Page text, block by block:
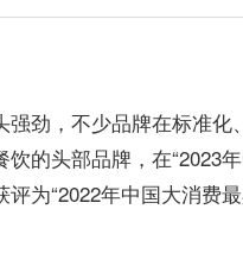
强劲，不少品牌在标准
的头部品牌，在“2023
为“2022年中国大消费